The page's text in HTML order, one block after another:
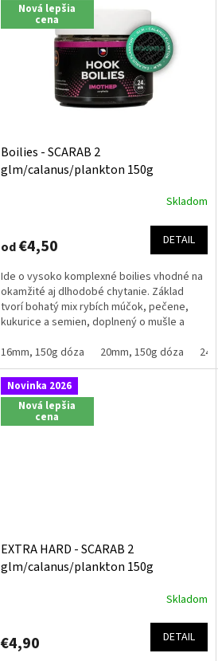
Nová lepšia
cena
Boilies - SCARAB 2
glm/calanus/plankton 150g
Skladom
od€4,50 DETAIL
Ide o vysoko komplexné boilies vhodné na
okamžité aj dlhodobé chytanie. Základ
tvorí bohatý mix rybích múčok, pečene,
kukurice a semien, doplnený o mušle a
16mm, 150g dóza
20mm, 150g dóza
Novinka 2026
Nová lepšia
cena
EXTRA HARD - SCARAB 2
glm/calanus/plankton 150g
Skladom
€4,90 DETAIL